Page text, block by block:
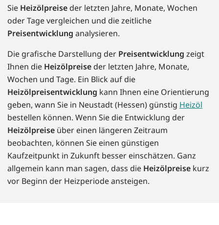
Sie Heizölpreise der letzten Jahre, Monate, Wochen
oder Tage vergleichen und die zeitliche
Preisentwicklung analysieren.
Die grafische Darstellung der Preisentwicklung zeigt
Ihnen die Heizölpreise der letzten Jahre, Monate,
Wochen und Tage. Ein Blick auf die
Heizölpreisentwicklung kann Ihnen eine Orientierung
geben, wann Sie in Neustadt (Hessen) günstig Heizöl
bestellen können. Wenn Sie die Entwicklung der
Heizölpreise über einen längeren Zeitraum
beobachten, können Sie einen günstigen
Kaufzeitpunkt in Zukunft besser einschätzen. Ganz
allgemein kann man sagen, dass die Heizölpreise kurz
vor Beginn der Heizperiode ansteigen.